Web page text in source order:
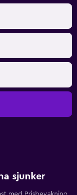
sjunker